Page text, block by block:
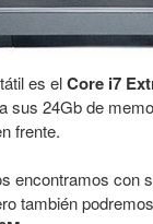
es elCore i7
sus 24Gb de
frente.
encontramos con
también